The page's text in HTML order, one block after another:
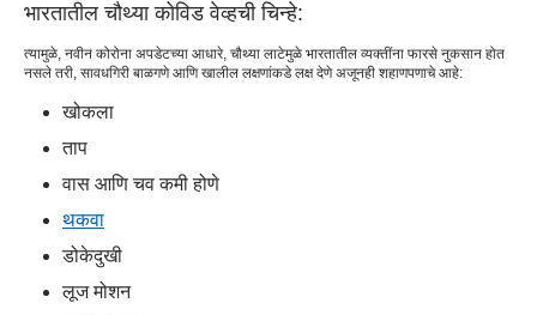
भारतातील चौथ्या कोविड वेव्हची चिन्हे:
त्यामुळे, नवीन कोरोना अपडेटच्या आधारे, चौथ्या लाटेमुळे भारतातील व्यक्तींना फारसे नुकसान होत
नसले तरी, सावधगिरी बाळगणे आणि खालील लक्षणांकडे लक्ष देणे अजूनही शहाणपणाचे आहे:
खोकला
ताप
वास आणि चव कमी होणे
थकवा
डोकेदुखी
लूज मोशन